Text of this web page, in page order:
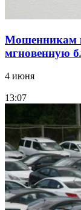
Мошенникам
мгновенную
4 июня
13:07